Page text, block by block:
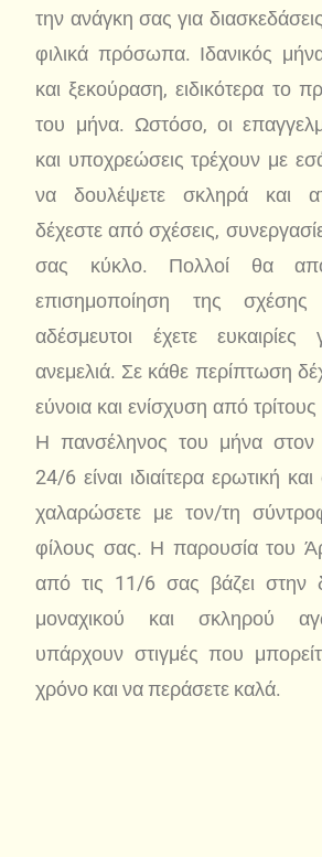
την ανάγκη σας για
φιλικά πρόσωπα. Ιδανικός
και ξεκούραση, ειδικότερα το
του μήνα. Ωστόσο, οι
και υποχρεώσεις τρέχουν με
να δουλέψετε σκληρά και
δέχεστε από σχέσεις,
σας κύκλο. Πολλοί θα
επισημοποίηση της
αδέσμευτοι έχετε
ανεμελιά. Σε κάθε περίπτωση
εύνοια και ενίσχυση από
Η πανσέληνος του μήνα στον
24/6 είναι ιδιαίτερα ερωτική
χαλαρώσετε με τον/τη
φίλους σας. Η παρουσία του
από τις 11/6 σας βάζει στην
μοναχικού και σκληρού
υπάρχουν στιγμές που
χρόνο και να περάσετε καλά.